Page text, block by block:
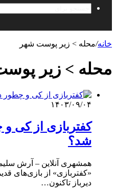
خانه/محله > زیر پوست شهر
محله > زیر
۱۴۰۳/۰۹/۰۴
کفتربازی از کی
شد؟
همشهری آنلاین – آرش
«کفتربازی» از بازی‌های
دیرباز تاکنون…